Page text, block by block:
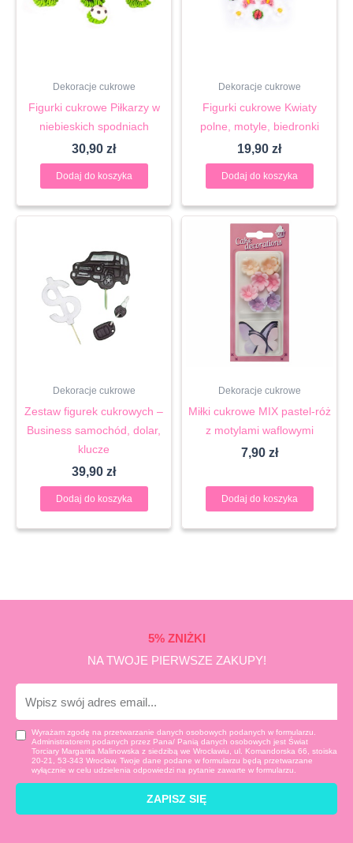
Dekoracje cukrowe
Figurki cukrowe Piłkarzy w
niebieskich spodniach
30,90 zł
Dodaj do koszyka
Dekoracje cukrowe
Figurki cukrowe Kwiaty
polne, motyle, biedronki
19,90 zł
Dodaj do koszyka
Dekoracje cukrowe
Zestaw figurek cukrowych –
Business samochód, dolar,
klucze
39,90 zł
Dodaj do koszyka
Dekoracje cukrowe
Miłki cukrowe MIX pastel-róż
z motylami waflowymi
7,90 zł
Dodaj do koszyka
5% ZNIŻKI
NA TWOJE PIERWSZE ZAKUPY!
Wyrażam zgodę na przetwarzanie danych osobowych podanych w formularzu.
Administratorem podanych przez Pana/ Panią danych osobowych jest Świat
Torciary Margarita Malinowska z siedzibą we Wrocławiu, ul. Komandorska 66, stoiska
20-21, 53-343 Wrocław. Twoje dane podane w formularzu będą przetwarzane
wyłącznie w celu udzielenia odpowiedzi na pytanie zawarte w formularzu.
ZAPISZ SIĘ